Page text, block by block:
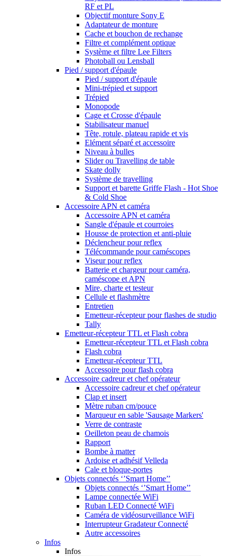
RF et PL
Objectif monture Sony E
Adaptateur de monture
Cache et bouchon de rechange
Filtre et complément optique
Système et filtre Lee Filters
Photoball ou Lensball
Pied / support d'épaule
Pied / support d'épaule
Mini-trépied et support
Trépied
Monopode
Cage et Crosse d'épaule
Stabilisateur manuel
Tête, rotule, plateau rapide et vis
Elément séparé et accessoire
Niveau à bulles
Slider ou Travelling de table
Skate dolly
Système de travelling
Support et barette Griffe Flash - Hot Shoe
& Cold Shoe
Accessoire APN et caméra
Accessoire APN et caméra
Sangle d'épaule et courroies
Housse de protection et anti-pluie
Déclencheur pour reflex
Télécommande pour caméscopes
Viseur pour reflex
Batterie et chargeur pour caméra,
caméscope et APN
Mire, charte et testeur
Cellule et flashmètre
Entretien
Emetteur-récepteur pour flashes de studio
Tally
Emetteur-récepteur TTL et Flash cobra
Emetteur-récepteur TTL et Flash cobra
Flash cobra
Emetteur-récepteur TTL
Accessoire pour flash cobra
Accessoire cadreur et chef opérateur
Accessoire cadreur et chef opérateur
Clap et insert
Mètre ruban cm/pouce
Marqueur en sable 'Sausage Markers'
Verre de contraste
Oeilleton peau de chamois
Rapport
Bombe à matter
Ardoise et adhésif Velleda
Cale et bloque-portes
Objets connectés ‘’Smart Home’’
Objets connectés ‘’Smart Home’’
Lampe connectée WiFi
Ruban LED Connecté WiFi
Caméra de vidéosurveillance WiFi
Interrupteur Gradateur Connecté
Autre accessoires
Infos
Infos